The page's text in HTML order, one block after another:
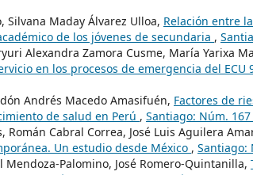
Silvana Maday Álvarez Ulloa, Relación entre
de los jóvenes de secundaria ,
Alexandra Zamora Cusme, María Yarixa
en los procesos de emergencia del ECU
Andrés Macedo Amasifuén, Factores de
de salud en Perú , Santiago: Núm. 167
Román Cabral Correa, José Luis Aguilera
Un estudio desde México , Santiago:
Palomino, José Romero-Quintanilla,